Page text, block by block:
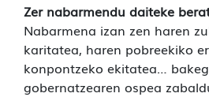
Zer nabarmendu daiteke
Nabarmena izan zen haren
karitatea, haren pobreekiko
konpontzeko ekitatea…
gobernatzearen ospea